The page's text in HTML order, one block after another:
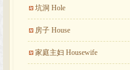
坑洞 Hole
房子 House
家庭主妇 Housewife